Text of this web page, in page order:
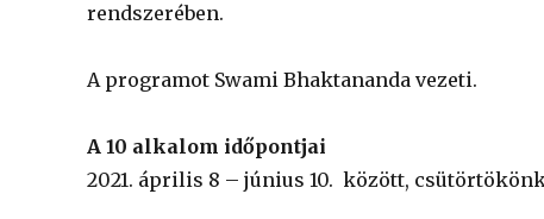
rendszerében.
A programot Swami Bhaktananda vezeti.
A 10 alkalom időpontjai
2021. április 8 – június 10. között,